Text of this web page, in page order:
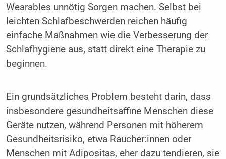
Wearables unnötig Sorgen machen. Selbst bei
leichten Schlafbeschwerden reichen häufig
einfache Maßnahmen wie die Verbesserung der
Schlafhygiene aus, statt direkt eine Therapie zu
beginnen.
Ein grundsätzliches Problem besteht darin, dass
insbesondere gesundheitsaffine Menschen diese
Geräte nutzen, während Personen mit höherem
Gesundheitsrisiko, etwa Raucher:innen oder
Menschen mit Adipositas, eher dazu tendieren, sie